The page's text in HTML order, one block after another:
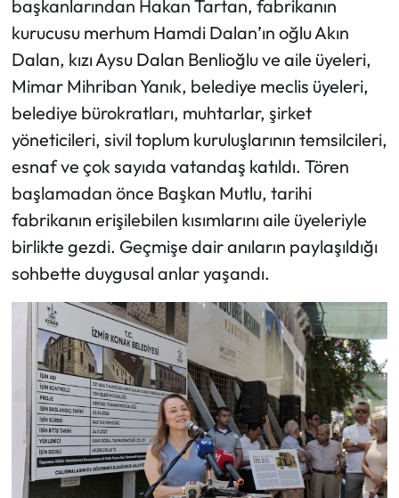
başkanlarından Hakan Tartan, fabrikanın
kurucusu merhum Hamdi Dalan’ın oğlu Akın
Dalan, kızı Aysu Dalan Benlioğlu ve aile üyeleri,
Mimar Mihriban Yanık, belediye meclis üyeleri,
belediye bürokratları, muhtarlar, şirket
yöneticileri, sivil toplum kuruluşlarının temsilcileri,
esnaf ve çok sayıda vatandaş katıldı. Tören
başlamadan önce Başkan Mutlu, tarihi
fabrikanın erişilebilen kısımlarını aile üyeleriyle
birlikte gezdi. Geçmişe dair anıların paylaşıldığı
sohbette duygusal anlar yaşandı.